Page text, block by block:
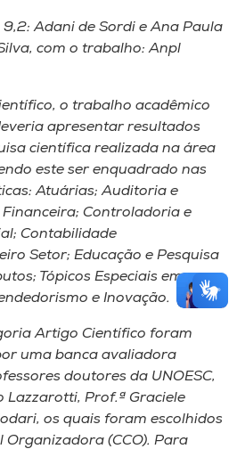
Adani de Sordi e Ana Paula
com o trabalho: Anpl
o trabalho acadêmico
apresentar resultados
científica realizada na área
este ser enquadrado nas
Atuárias; Auditoria e
Controladoria e
Contabilidade
Setor; Educação e Pesquisa
Tópicos Especiais em
e Inovação.
Artigo Científico foram
uma banca avaliadora
doutores da UNOESC,
Lazzarotti, Prof.ª Graciele
os quais foram escolhidos
Organizadora (CCO). Para